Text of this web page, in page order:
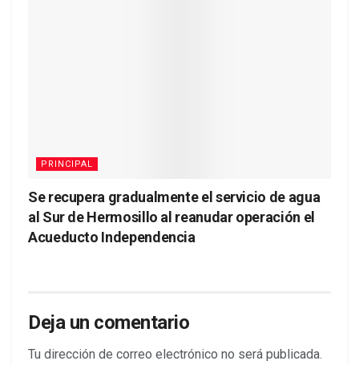
PRINCIPAL
Se recupera gradualmente el servicio de agua
al Sur de Hermosillo al reanudar operación el
Acueducto Independencia
Deja un comentario
Tu dirección de correo electrónico no será publicada.